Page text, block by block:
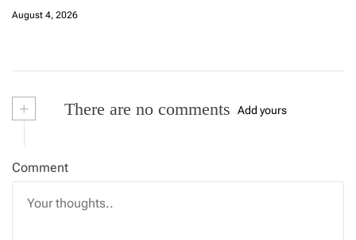
August 4, 2026
+ There are no comments Add yours
Comment